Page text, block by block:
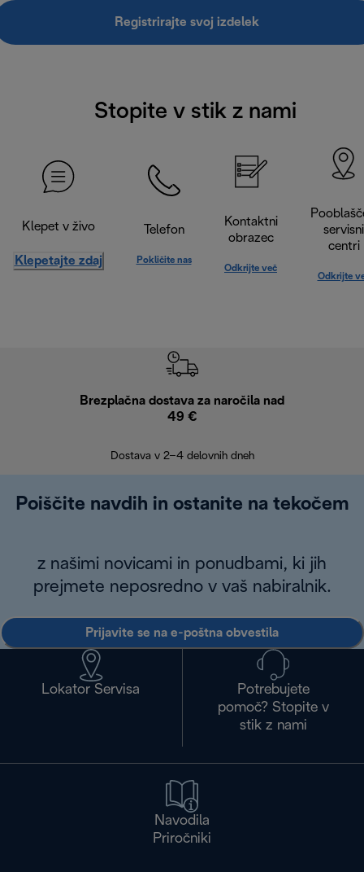
Registrirajte svoj izdelek
Stopite v stik z nami
Klepet v živo
Klepetajte zdaj
Telefon
Pokličite nas
Kontaktni
obrazec
Odkrijte več
servisni
centri
Odkrijte
Brezplačna dostava za naročila nad
49 €
Dostava v 2–4 delovnih dneh
Poiščite navdih in ostanite na tekočem
z našimi novicami in ponudbami, ki jih
prejmete neposredno v vaš nabiralnik.
Prijavite se na e-poštna obvestila
Lokator Servisa
Potrebujete
pomoč? Stopite v
stik z nami
Navodila
Priročniki